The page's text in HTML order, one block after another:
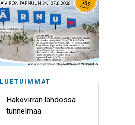
LUETUIMMAT
Hakovirran lähdössä
tunnelmaa